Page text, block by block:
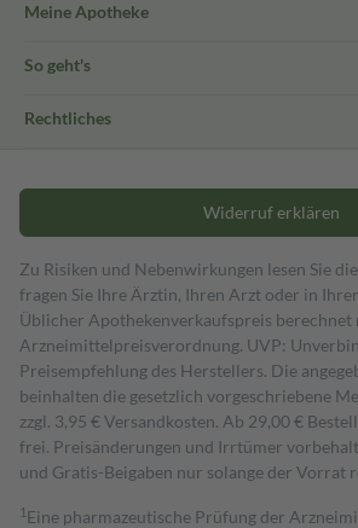
Meine Apotheke
So geht's
Rechtliches
Widerruf erklären
Zu Risiken und Nebenwirkungen lesen Sie
fragen Sie Ihre Ärztin, Ihren Arzt oder in
Üblicher Apothekenverkaufspreis berechnet
Arzneimittelpreisverordnung. UVP:
Preisempfehlung des Herstellers. Die
beinhalten die gesetzlich vorgeschriebene
zzgl. 3,95 € Versandkosten. Ab 29,00 €
frei. Preisänderungen und Irrtümer
und Gratis-Beigaben nur solange der Vorrat
1 Eine pharmazeutische Prüfung der